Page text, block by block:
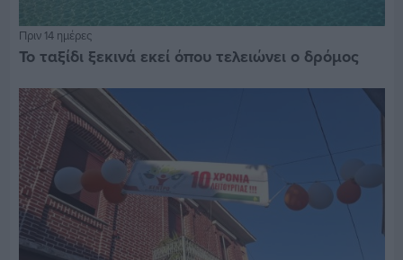
Πριν 14 ημέρες
Το ταξίδι ξεκινά εκεί όπου τελειώνει ο δρόμος